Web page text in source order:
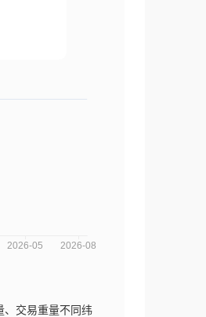
、交易重量不同纬